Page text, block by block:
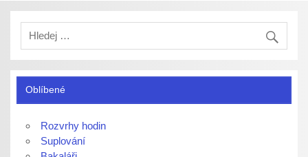
Oblíbené
Rozvrhy hodin
Suplování